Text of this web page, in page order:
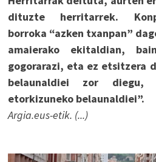
dituzte herritarrek.
borroka “azken txanpan”
amaierako ekitaldian,
gogorarazi, eta ez etsitzera
belaunaldiei zor
etorkizuneko belaunaldiei”.
Argia.eus-etik. (...)